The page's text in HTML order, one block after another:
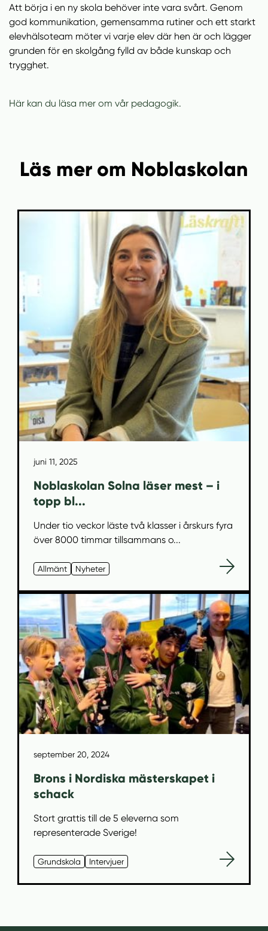
Att börja i en ny skola behöver inte vara svårt. Genom
god kommunikation, gemensamma rutiner och ett starkt
elevhälsoteam möter vi varje elev där hen är och lägger
grunden för en skolgång fylld av både kunskap och
trygghet.
Här kan du läsa mer om vår pedagogik.
Läs mer om Noblaskolan
juni 11, 2025
Noblaskolan Solna läser mest – i
topp bl...
Under tio veckor läste två klasser i årskurs fyra
över 8000 timmar tillsammans o...
Allmänt Nyheter
september 20, 2024
Brons i Nordiska mästerskapet i
schack
Stort grattis till de 5 eleverna som
representerade Sverige!
Grundskola Intervjuer